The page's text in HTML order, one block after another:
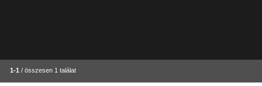
1-1 / összesen 1 találat